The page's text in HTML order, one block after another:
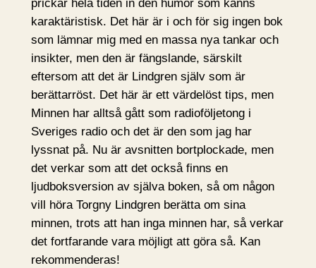
prickar hela tiden in den humor som känns
karaktäristisk. Det här är i och för sig ingen bok
som lämnar mig med en massa nya tankar och
insikter, men den är fängslande, särskilt
eftersom att det är Lindgren själv som är
berättarröst. Det här är ett värdelöst tips, men
Minnen har alltså gått som radioföljetong i
Sveriges radio och det är den som jag har
lyssnat på. Nu är avsnitten bortplockade, men
det verkar som att det också finns en
ljudboksversion av själva boken, så om någon
vill höra Torgny Lindgren berätta om sina
minnen, trots att han inga minnen har, så verkar
det fortfarande vara möjligt att göra så. Kan
rekommenderas!